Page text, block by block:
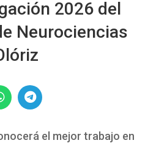
2026 del
Neurociencias
el mejor trabajo en